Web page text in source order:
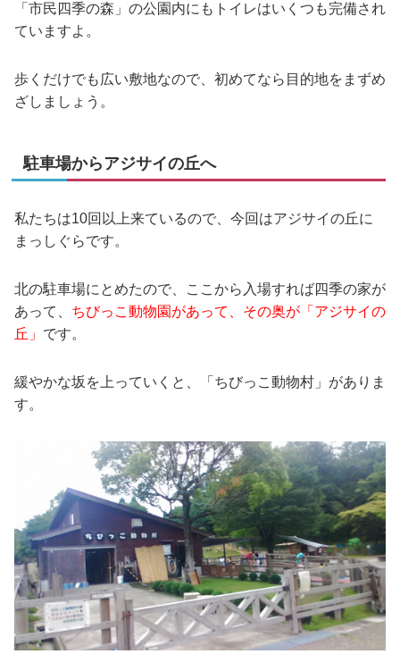
「市民四季の森」の公園内にもトイレはいくつも完備され
ていますよ。
歩くだけでも広い敷地なので、初めてなら目的地をまずめ
ざしましょう。
駐車場からアジサイの丘へ
私たちは10回以上来ているので、今回はアジサイの丘に
まっしぐらです。
北の駐車場にとめたので、ここから入場すれば四季の家が
あって、 ちびっこ動物園があって、その奥が「アジサイの
丘」 です。
緩やかな坂を上っていくと、「ちびっこ動物村」がありま
す。